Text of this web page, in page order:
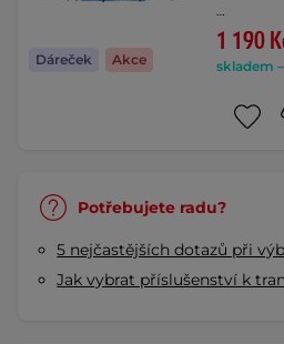
Dáreček Akce
…
1 190
skladem
Potřebujete radu?
5 nejčastějších dotazů při
Jak vybrat příslušenství k